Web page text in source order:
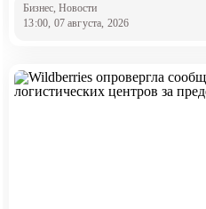
Бизнес , Новости
13:00, 07 августа, 2026